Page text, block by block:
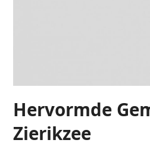
Hervormde
Zierikzee